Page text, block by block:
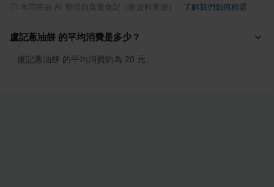
本問答由 AI 整理自真實食記（附資料來源） 了解我們如何精選
盧記蔥油餅 的平均消費是多少？
盧記蔥油餅 的平均消費約為 20 元。